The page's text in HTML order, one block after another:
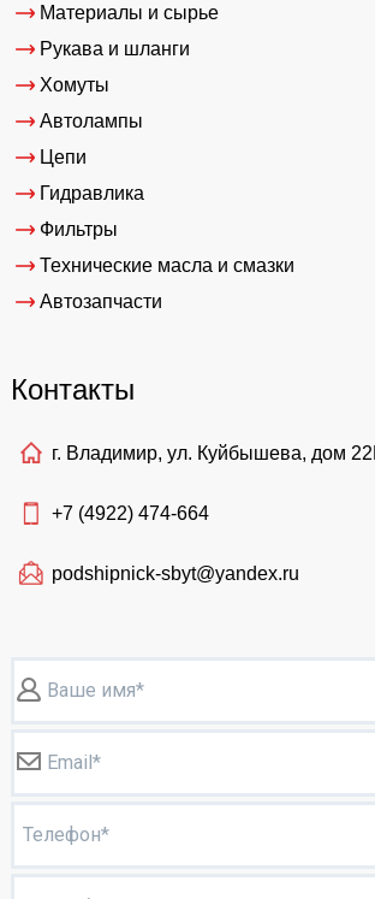
Материалы и сырье
Рукава и шланги
Хомуты
Автолампы
Цепи
Гидравлика
Фильтры
Технические масла и смазки
Автозапчасти
Контакты
г. Владимир, ул. Куйбышева, дом
+7 (4922) 474-664
podshipnick-sbyt@yandex.ru
Ваше имя*
Email*
Телефон*